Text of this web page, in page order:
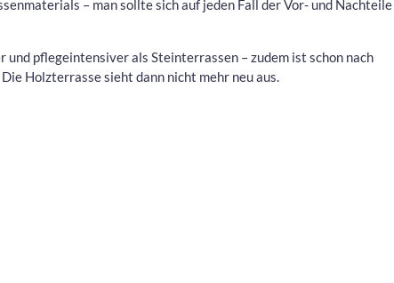
– man sollte sich auf jeden Fall der Vor- und Nachteile
pflegeintensiver als Steinterrassen – zudem ist schon nach
Holzterrasse sieht dann nicht mehr neu aus.